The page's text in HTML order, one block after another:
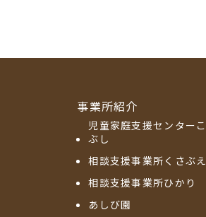
事業所紹介
児童家庭支援センターこ
ぶし
相談支援事業所くさぶえ
相談支援事業所ひかり
あしび園